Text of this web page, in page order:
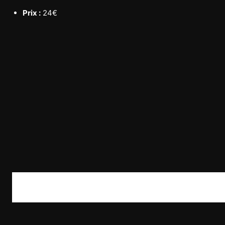
Prix : 24€